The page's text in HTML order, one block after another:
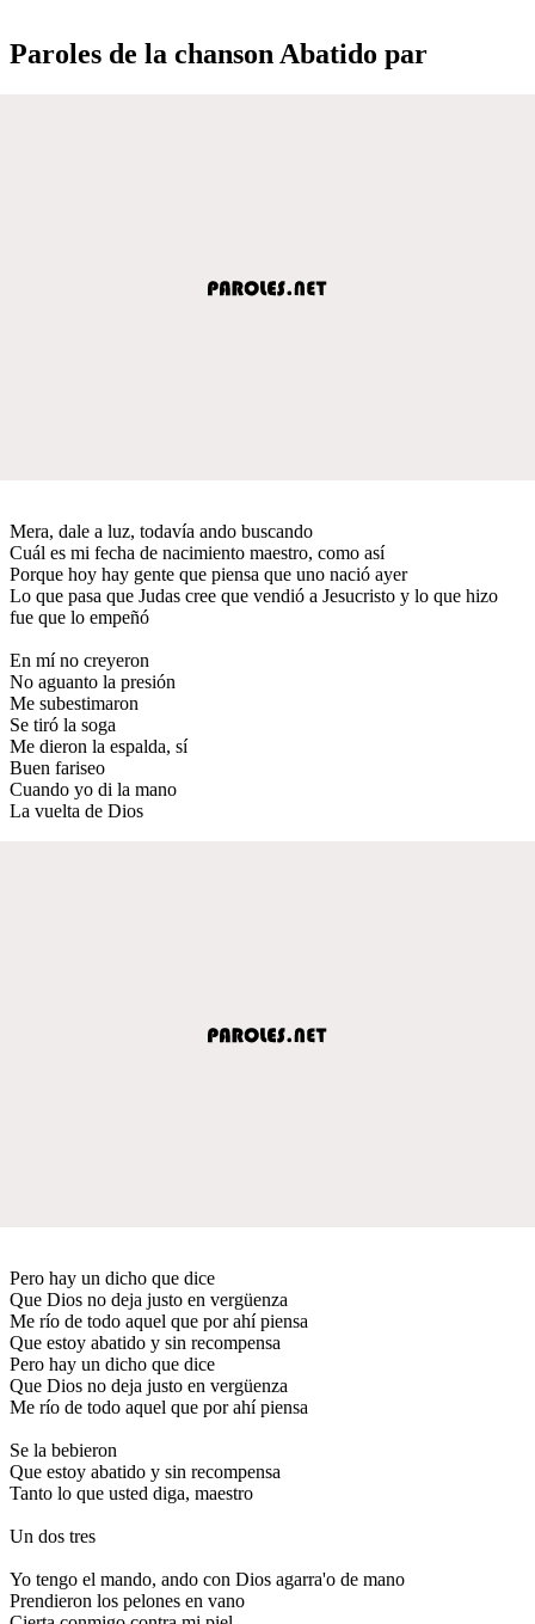
Paroles de la chanson Abatido par
Mera, dale a luz, todavía ando buscando
Cuál es mi fecha de nacimiento maestro, como así
Porque hoy hay gente que piensa que uno nació ayer
Lo que pasa que Judas cree que vendió a Jesucristo y lo que hizo
fue que lo empeñó
En mí no creyeron
No aguanto la presión
Me subestimaron
Se tiró la soga
Me dieron la espalda, sí
Buen fariseo
Cuando yo di la mano
La vuelta de Dios
Pero hay un dicho que dice
Que Dios no deja justo en vergüenza
Me río de todo aquel que por ahí piensa
Que estoy abatido y sin recompensa
Pero hay un dicho que dice
Que Dios no deja justo en vergüenza
Me río de todo aquel que por ahí piensa
Se la bebieron
Que estoy abatido y sin recompensa
Tanto lo que usted diga, maestro
Un dos tres
Yo tengo el mando, ando con Dios agarra'o de mano
Prendieron los pelones en vano